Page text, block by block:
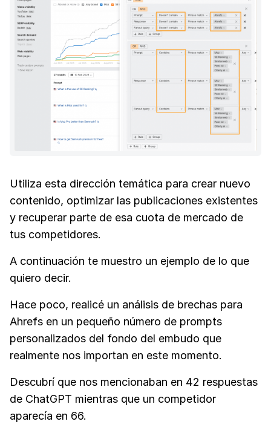
Utiliza esta dirección temática para crear nuevo
contenido, optimizar las publicaciones existentes
y recuperar parte de esa cuota de mercado de
tus competidores.
A continuación te muestro un ejemplo de lo que
quiero decir.
Hace poco, realicé un análisis de brechas para
Ahrefs en un pequeño número de prompts
personalizados del fondo del embudo que
realmente nos importan en este momento.
Descubrí que nos mencionaban en 42 respuestas
de ChatGPT mientras que un competidor
aparecía en 66.